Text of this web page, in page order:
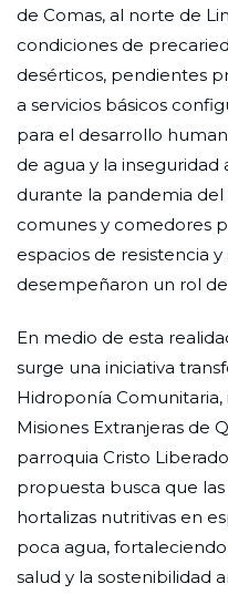
de Comas, al norte de
condiciones de
desérticos, pendientes
a servicios básicos
para el desarrollo
de agua y la
durante la pandemia del
comunes y comedores
espacios de resistencia
desempeñaron un rol
En medio de esta
surge una iniciativa
Hidroponía
Misiones Extranjeras de
parroquia Cristo
propuesta busca que
hortalizas nutritivas en
poca agua,
salud y la sostenibilidad